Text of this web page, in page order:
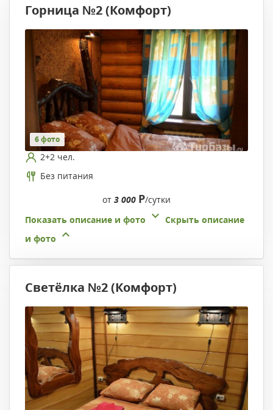
Горница №2 (Комфорт)
6 фото
2+2 чел.
Без питания
от 3 000 Р/сутки
Показать описание и фото
Скрыть описание
и фото
Светёлка №2 (Комфорт)